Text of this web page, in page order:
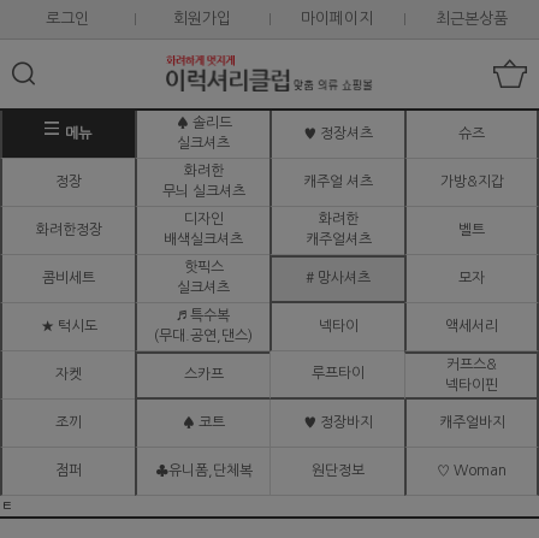
로그인 회원가입 마이페이지 최근본상품
메뉴
♠ 솔리드
실크셔츠
♥ 정장셔츠 슈즈
정장
화려한
무늬 실크셔츠
캐주얼 셔츠 가방&지갑
화려한정장
디자인
배색실크셔츠
화려한
캐주얼셔츠
벨트
콤비세트
핫픽스
실크셔츠
# 망사셔츠 모자
★ 턱시도
♬ 특수복
(무대.공연,댄스)
넥타이 액세서리
자켓 스카프 루프타이
커프스&
넥타이핀
조끼 ♠ 코트 ♥ 정장바지 캐주얼바지
점퍼 ♣유니폼,단체복 원단정보 ♡ Woman
ㅌ